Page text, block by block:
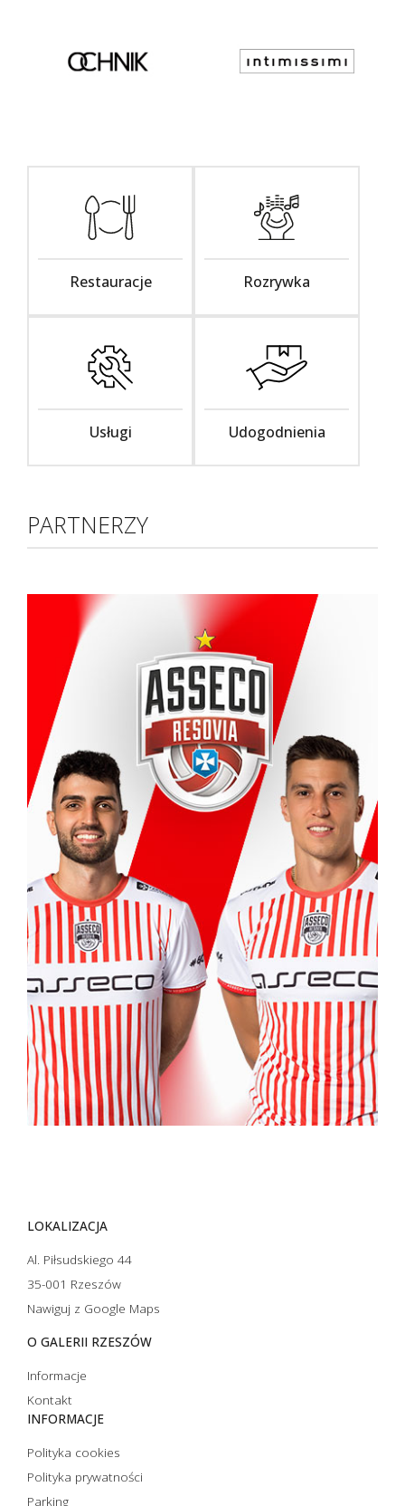
Restauracje Rozrywka
Usługi Udogodnienia
PARTNERZY
LOKALIZACJA
Al. Piłsudskiego 44
35-001 Rzeszów
Nawiguj z Google Maps
O GALERII RZESZÓW
Informacje
Kontakt
INFORMACJE
Polityka cookies
Polityka prywatności
Parking